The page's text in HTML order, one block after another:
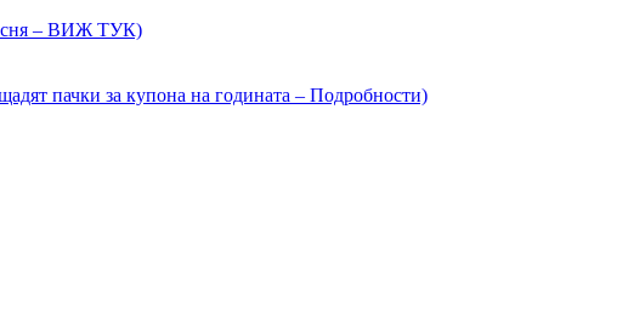
– ВИЖ ТУК)
пачки за купона на годината – Подробности)